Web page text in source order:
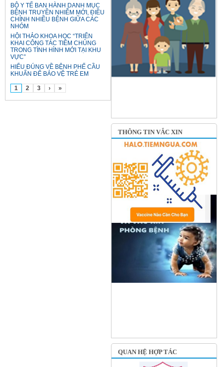
BỘ Y TẾ BAN HÀNH DANH MỤC
BỆNH TRUYỀN NHIỄM MỚI, ĐIỀU
CHỈNH NHIỀU BỆNH GIỮA CÁC
NHÓM
HỘI THẢO KHOA HỌC “TRIỂN
KHAI CÔNG TÁC TIÊM CHỦNG
TRONG TÌNH HÌNH MỚI TẠI KHU
VỰC”
HIỂU ĐÚNG VỀ BỆNH PHẾ CẦU
KHUẨN ĐỂ BẢO VỆ TRẺ EM
1 2 3 › »
THÔNG TIN VẮC XIN
QUAN HỆ HỢP TÁC